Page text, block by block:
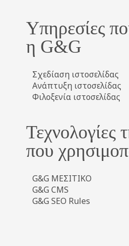
Υπηρεσίες
η G&G
Σχεδίαση ιστοσελίδας
Ανάπτυξη ιστοσελίδας
Φιλοξενία ιστοσελίδας
Τεχνολογίες
που
G&G ΜΕΣΙΤΙΚΟ
G&G CMS
G&G SEO Rules